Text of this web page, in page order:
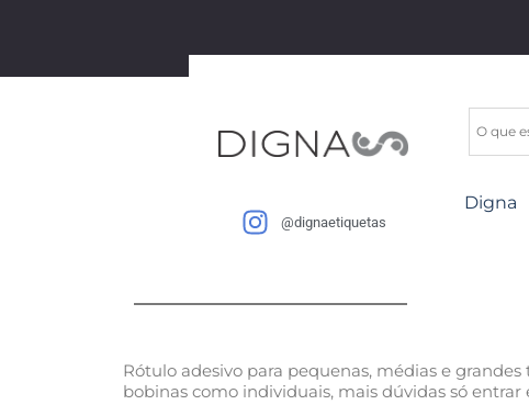
@dignaetiquetas
Digna
Rótulo adesivo para pequenas, médias e
bobinas como individuais, mais dúvidas só